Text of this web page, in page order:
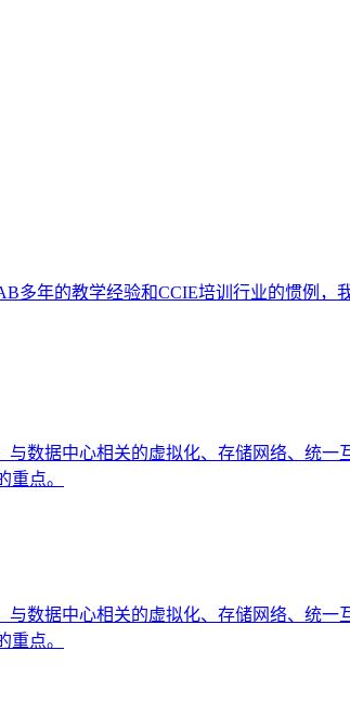
多年的教学经验和CCIE培训行业的惯例
数据中心相关的虚拟化、存储网络、统
点。
数据中心相关的虚拟化、存储网络、统
点。